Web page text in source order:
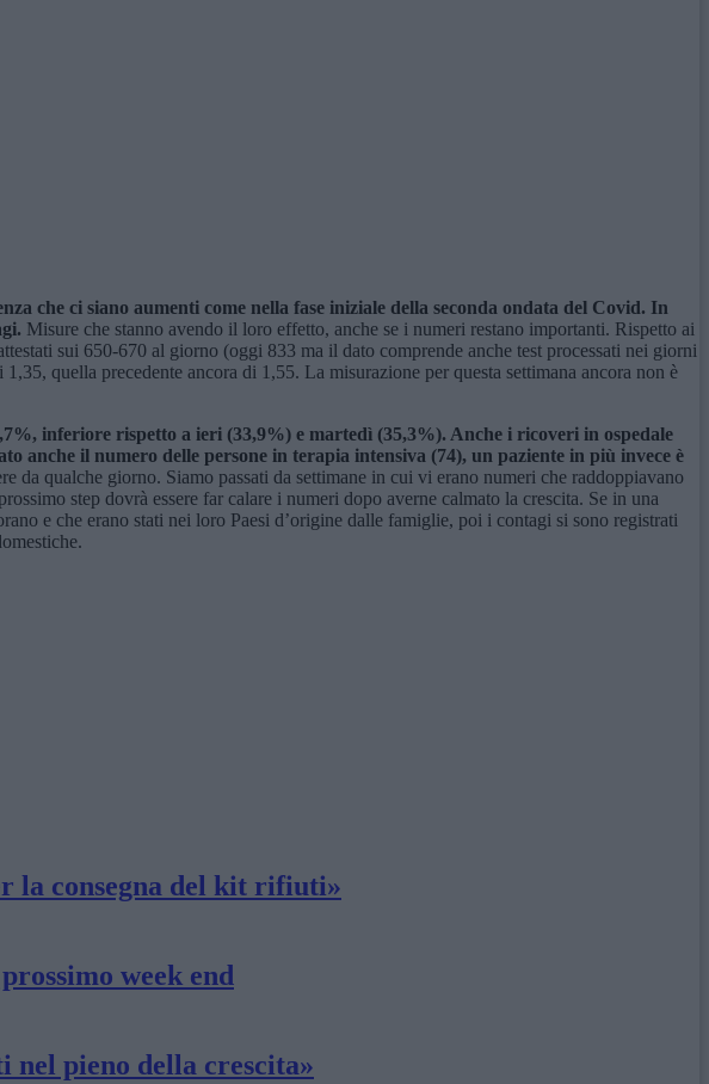
che ci siano aumenti come nella fase iniziale della seconda ondata del Covid. In
Misure che stanno avendo il loro effetto, anche se i numeri restano importanti. Rispetto ai
sui 650-670 al giorno (oggi 833 ma il dato comprende anche test processati nei giorni
quella precedente ancora di 1,55. La misurazione per questa settimana ancora non è
inferiore rispetto a ieri (33,9%) e martedì (35,3%). Anche i ricoveri in ospedale
anche il numero delle persone in terapia intensiva (74), un paziente in più invece è
da qualche giorno. Siamo passati da settimane in cui vi erano numeri che raddoppiavano
step dovrà essere far calare i numeri dopo averne calmato la crescita. Se in una
e che erano stati nei loro Paesi d’origine dalle famiglie, poi i contagi si sono registrati
la consegna del kit rifiuti»
week end
nel pieno della crescita»